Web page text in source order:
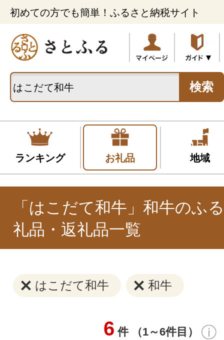
初めての方でも簡単！ふるさと納税サイト
検索
ランキング お礼品 地域
「はこだて和牛」和牛のふ
礼品・返礼品一覧
はこだて和牛 和牛
6 件 （1～6件目）